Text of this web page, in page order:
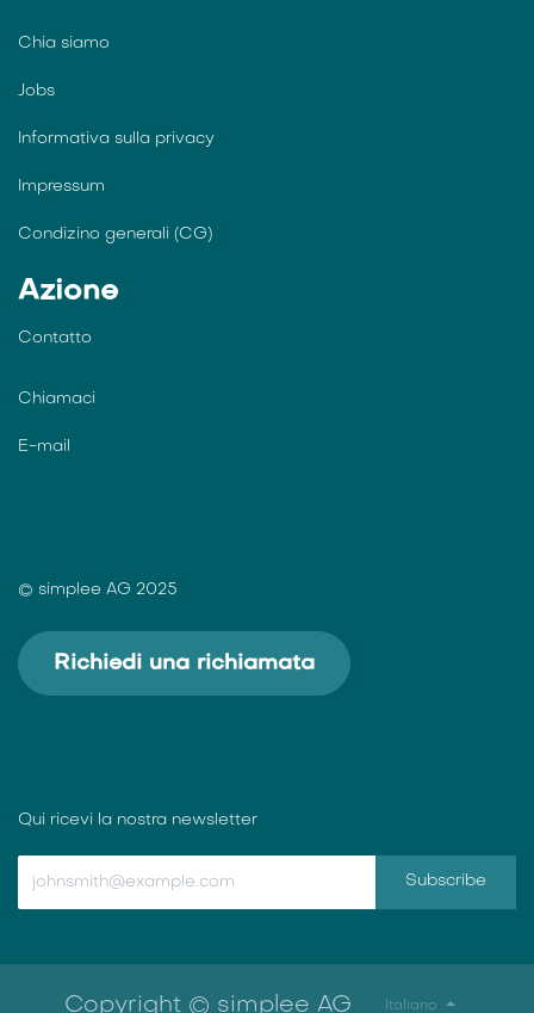
Chia siamo
Jobs
Informativa sulla privacy
Impressum
Condizino generali (CG)
Azione
Contatto
Chiamaci
E-mail
© simplee AG 2025
Richiedi una richiamata
Qui ricevi la nostra newsletter
Subscribe
Copyright © simplee AG Italiano